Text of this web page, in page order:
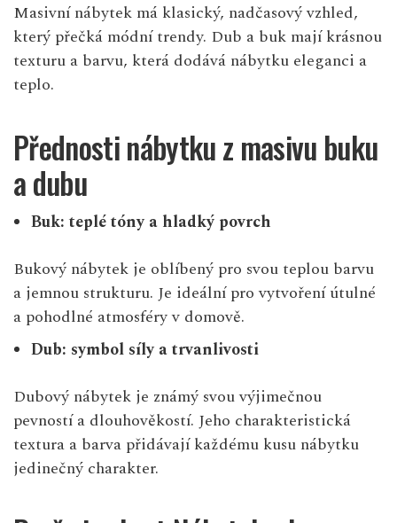
Masivní nábytek má klasický, nadčasový vzhled,
který přečká módní trendy. Dub a buk mají krásnou
texturu a barvu, která dodává nábytku eleganci a
teplo.
Přednosti nábytku z masivu buku
a dubu
Buk: teplé tóny a hladký povrch
Bukový nábytek je oblíbený pro svou teplou barvu
a jemnou strukturu. Je ideální pro vytvoření útulné
a pohodlné atmosféry v domově.
Dub: symbol síly a trvanlivosti
Dubový nábytek je známý svou výjimečnou
pevností a dlouhověkostí. Jeho charakteristická
textura a barva přidávají každému kusu nábytku
jedinečný charakter.